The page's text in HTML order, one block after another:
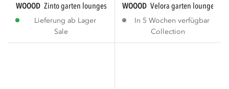
WOOOD zinto garten loungeset links acacia...
Lieferung ab Lager
Sale
WOOOD velora garten lounge
In 5 Wochen verfügbar
Collection